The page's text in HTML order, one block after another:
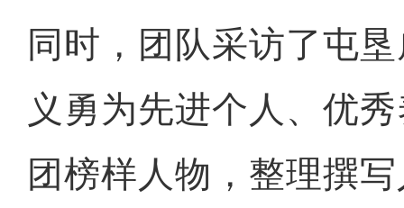
同时，团队采访了屯
义勇为先进个人、优
团榜样人物，整理撰